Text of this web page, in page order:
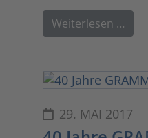
Weiterlesen …
29. MAI 2017